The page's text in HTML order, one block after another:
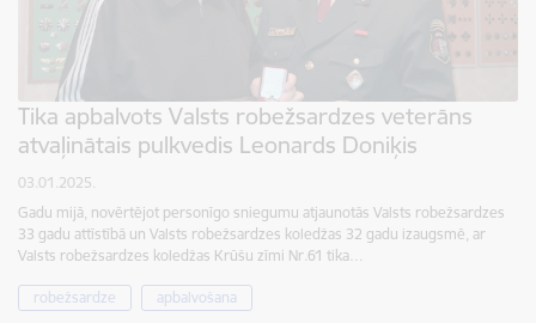
Tika apbalvots Valsts robežsardzes veterāns
atvaļinātais pulkvedis Leonards Doniķis
03.01.2025.
Gadu mijā, novērtējot personīgo sniegumu atjaunotās Valsts robežsardzes
33 gadu attīstībā un Valsts robežsardzes koledžas 32 gadu izaugsmē, ar
Valsts robežsardzes koledžas Krūšu zīmi Nr.61 tika…
robežsardze apbalvošana